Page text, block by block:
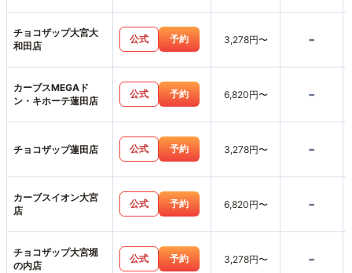
チョコザップ大宮大
和田店
公式 予約 3,278円〜 -
カーブスMEGAド
ン・キホーテ蓮田店
公式 予約 6,820円〜 -
チョコザップ蓮田店 公式 予約 3,278円〜 -
カーブスイオン大宮
店
公式 予約 6,820円〜 -
チョコザップ大宮堀
の内店
公式 予約 3,278円〜 -